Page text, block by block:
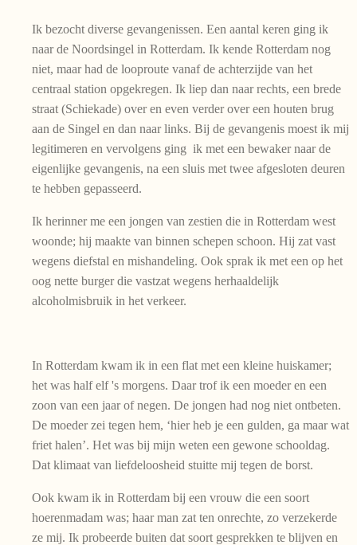
Ik bezocht diverse gevangenissen. Een aantal keren ging ik
naar de Noordsingel in Rotterdam. Ik kende Rotterdam nog
niet, maar had de looproute vanaf de achterzijde van het
centraal station opgekregen. Ik liep dan naar rechts, een brede
straat (Schiekade) over en even verder over een houten brug
aan de Singel en dan naar links. Bij de gevangenis moest ik mij
legitimeren en vervolgens ging ik met een bewaker naar de
eigenlijke gevangenis, na een sluis met twee afgesloten deuren
te hebben gepasseerd.
Ik herinner me een jongen van zestien die in Rotterdam west
woonde; hij maakte van binnen schepen schoon. Hij zat vast
wegens diefstal en mishandeling. Ook sprak ik met een op het
oog nette burger die vastzat wegens herhaaldelijk
alcoholmisbruik in het verkeer.
In Rotterdam kwam ik in een flat met een kleine huiskamer;
het was half elf 's morgens. Daar trof ik een moeder en een
zoon van een jaar of negen. De jongen had nog niet ontbeten.
De moeder zei tegen hem, ‘hier heb je een gulden, ga maar wat
friet halen’. Het was bij mijn weten een gewone schooldag.
Dat klimaat van liefdeloosheid stuitte mij tegen de borst.
Ook kwam ik in Rotterdam bij een vrouw die een soort
hoerenmadam was; haar man zat ten onrechte, zo verzekerde
ze mij. Ik probeerde buiten dat soort gesprekken te blijven en